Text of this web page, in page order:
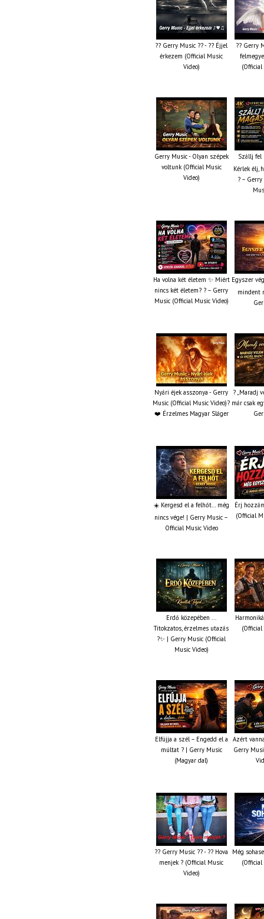
?? Gerry Music ?? - ?? Éjjel
érkezem (Official Music
Video)
?? Gerry
(Official
Gerry Music - Olyan szépek
voltunk (Official Music
Video)
Szállj fel
Kérlek élj,
? –
Ha volna két életem ✨ Miért
nincs két életem? ? – Gerry
Music (Official Music Video)
Egyszer
mindent
Nyári éjek asszonya - Gerry
Music (Official Music Video)?
❤️ Érzelmes Magyar Sláger
? „Maradj
már csak
☀️ Kergesd el a felhőt… még
nincs vége! | Gerry Music –
Official Music Video
Érj
(Official
Erdő közepében ...
Titokzatos, érzelmes utazás
?✨ | Gerry Music (Official
Music Video)
(Official
Elfújja a szél – Engedd el a
múltat ? | Gerry Music
(Magyar dal)
Azért
Gerry
?? Gerry Music ?? - ?? Hova
menjek ? (Official Music
Video)
Még
(Official